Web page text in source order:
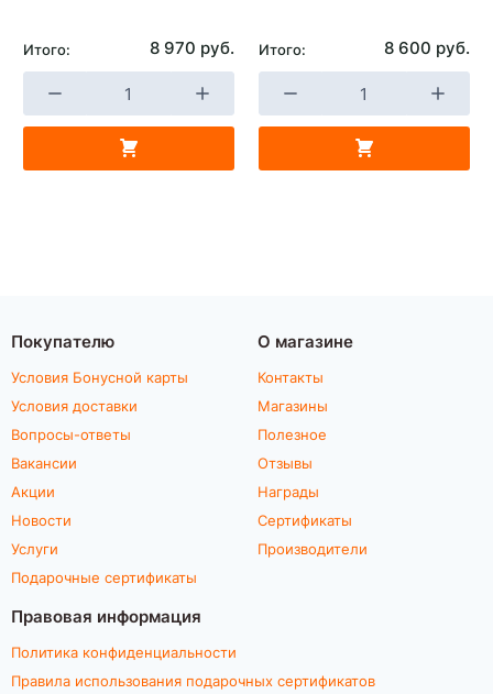
Итого: 8 970 руб. Итого: 8 600 руб.
Покупателю
Условия Бонусной карты
Условия доставки
Вопросы-ответы
Вакансии
Акции
Новости
Услуги
Подарочные сертификаты
О магазине
Контакты
Магазины
Полезное
Отзывы
Награды
Сертификаты
Производители
Правовая информация
Политика конфиденциальности
Правила использования подарочных сертификатов